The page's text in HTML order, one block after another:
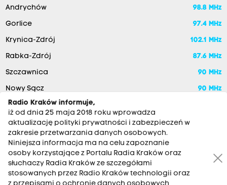
Andrychów 98.8 MHz
Gorlice 97.4 MHz
Krynica-Zdrój 102.1 MHz
Rabka-Zdrój 87.6 MHz
Szczawnica 90 MHz
Nowy Sącz 90 MHz
RADIO KRAKÓW SA. Aleja Juliusza Słowackiego 22, 30-007
Radio Kraków informuje,
iż od dnia 25 maja 2018 roku wprowadza
aktualizację polityki prywatności i zabezpieczeń w
zakresie przetwarzania danych osobowych.
Niniejsza informacja ma na celu zapoznanie
osoby korzystające z Portalu Radia Kraków oraz
słuchaczy Radia Kraków ze szczegółami
stosowanych przez Radio Kraków technologii oraz